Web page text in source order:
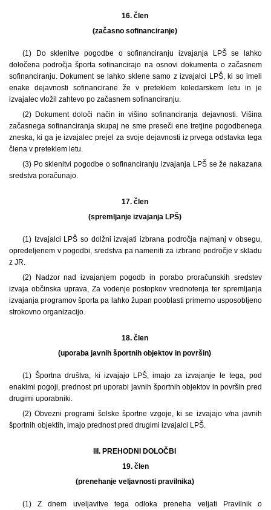
16. člen
(začasno sofinanciranje)
(1) Do sklenitve pogodbe o sofinanciranju izvajanja LPŠ se lahko
določena področja športa sofinancirajo na osnovi dokumenta o začasnem
sofinanciranju. Dokument se lahko sklene samo z izvajalci LPŠ, ki so imeli
enake dejavnosti sofinancirane že v preteklem koledarskem letu in je
izvajalec vložil zahtevo po začasnem sofinanciranju.
(2) Dokument določi način in višino sofinanciranja dejavnosti. Višina
začasnega sofinanciranja skupaj ne sme preseči ene tretjine pogodbenega
zneska, ki ga je izvajalec prejel za svoje dejavnosti iz prvega odstavka tega
člena v preteklem letu.
(3) Po sklenitvi pogodbe o sofinanciranju izvajanja LPŠ se že nakazana
sredstva poračunajo.
17. člen
(spremljanje izvajanja LPŠ)
(1) Izvajalci LPŠ so dolžni izvajati izbrana področja najmanj v obsegu,
opredeljenem v pogodbi, sredstva pa nameniti za izbrano področje v skladu
z JR.
(2) Nadzor nad izvajanjem pogodb in porabo proračunskih sredstev
izvaja občinska uprava, Za vodenje postopkov vrednotenja ter spremljanja
izvajanja programov športa pa lahko župan pooblasti primerno usposobljeno
strokovno organizacijo.
18. člen
(uporaba javnih športnih objektov in površin)
(1) Športna društva, ki izvajajo LPŠ, imajo za izvajanje le tega, pod
enakimi pogoji, prednost pri uporabi javnih športnih objektov in površin pred
drugimi uporabniki.
(2) Obvezni programi šolske športne vzgoje, ki se izvajajo v/na javnih
športnih objektih, imajo prednost pred drugimi izvajalci LPŠ.
III. PREHODNI DOLOČBI
19. člen
(prenehanje veljavnosti pravilnika)
(1) Z dnem uveljavitve tega odloka preneha veljati Pravilnik o